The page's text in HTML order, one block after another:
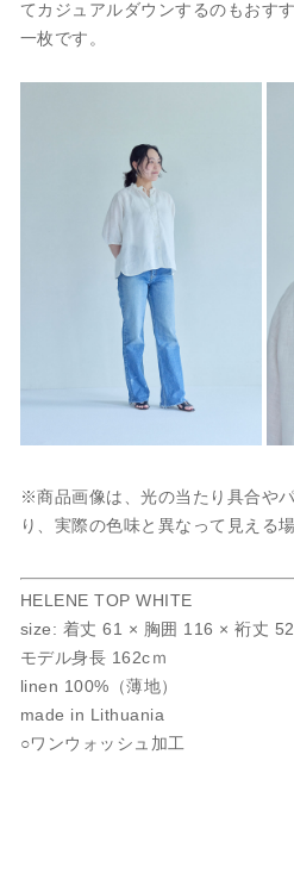
てカジュアルダウンするのもおす
一枚です。
※商品画像は、光の当たり具合や
り、実際の色味と異なって見える
HELENE TOP WHITE
size: 着丈 61 × 胸囲 116 × 裄丈
モデル身長 162cｍ
linen 100%（薄地）
made in Lithuania
○ワンウォッシュ加工